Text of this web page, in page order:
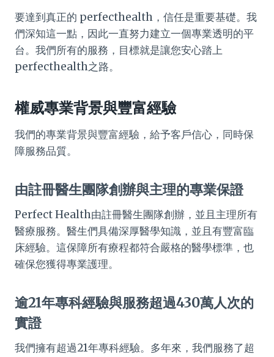
要達到真正的 perfecthealth，信任是重要基礎。我
們深知這一點，因此一直努力建立一個專業透明的平
台。我們所有的服務，目標就是讓您安心踏上
perfecthealth之路。
權威專業背景與豐富經驗
我們的專業背景與豐富經驗，給予客戶信心，同時保
障服務品質。
由註冊醫生團隊創辦與主理的專業保證
Perfect Health由註冊醫生團隊創辦，並且主理所有
醫療服務。醫生們具備深厚醫學知識，並且有豐富臨
床經驗。這保障所有療程都符合嚴格的醫學標準，也
確保您獲得專業護理。
逾21年專科經驗與服務超過430萬人次的
實證
我們擁有超過21年專科經驗。多年來，我們服務了超